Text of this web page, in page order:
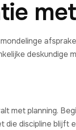
deskundige
met planning.
die discipline